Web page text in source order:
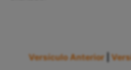
Versículo Anterior